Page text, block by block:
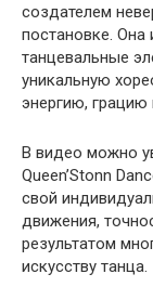
создателем
постановке. Она
танцевальные
уникальную
энергию, грацию
В видео можно
Queen’Stonn
свой
движения,
результатом
искусству танца.